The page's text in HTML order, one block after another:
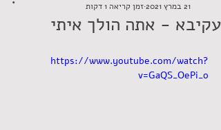
עקיבא - אתה הולך איתי
21 במרץ 2021
זמן קריאה 1 דקות
https://www.youtube.com/watch?
v=GaQS_OePi_o